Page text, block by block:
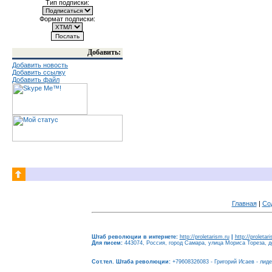
Тип подписки:
Формат подписки:
Добавить:
Добавить новость
Добавить ссылку
Добавить файл
Главная|
Штаб революции в интернете: http://proletarism.ru|
http://
Для писем:443074, Россия, город Самара, улица Мориса Тореза,
Сот.тел. Штаба революции: +79608326083 - Григорий Исаев -